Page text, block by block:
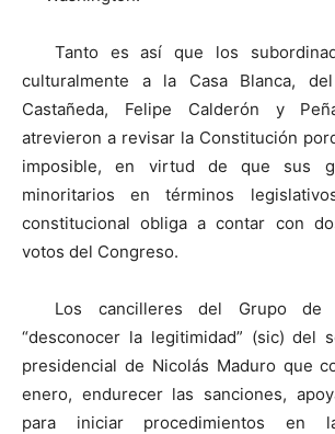
Tanto es así que los
culturalmente a la Casa Blanca,
Castañeda, Felipe Calderón y
atrevieron a revisar la Constitución
imposible, en virtud de que sus
minoritarios en términos
constitucional obliga a contar con
votos del Congreso.
Los cancilleres del Grupo de
“desconocer la legitimidad” (sic) del
presidencial de Nicolás Maduro que
enero, endurecer las sanciones,
para iniciar procedimientos en